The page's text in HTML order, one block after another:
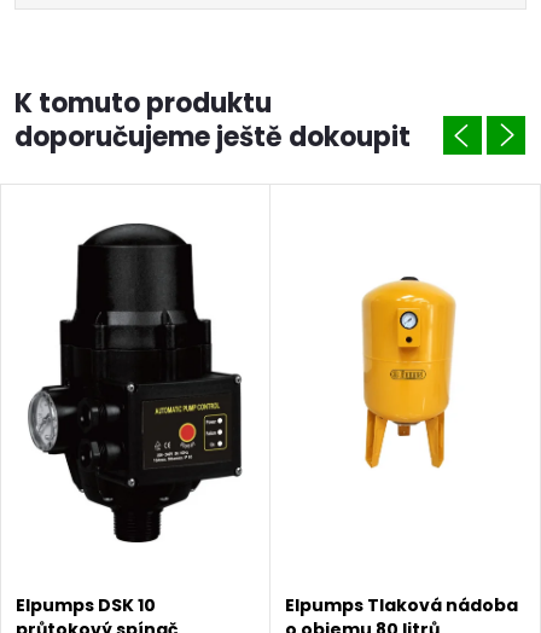
K tomuto produktu
doporučujeme ještě dokoupit
Elpumps DSK 10
Elpumps Tlaková nádoba